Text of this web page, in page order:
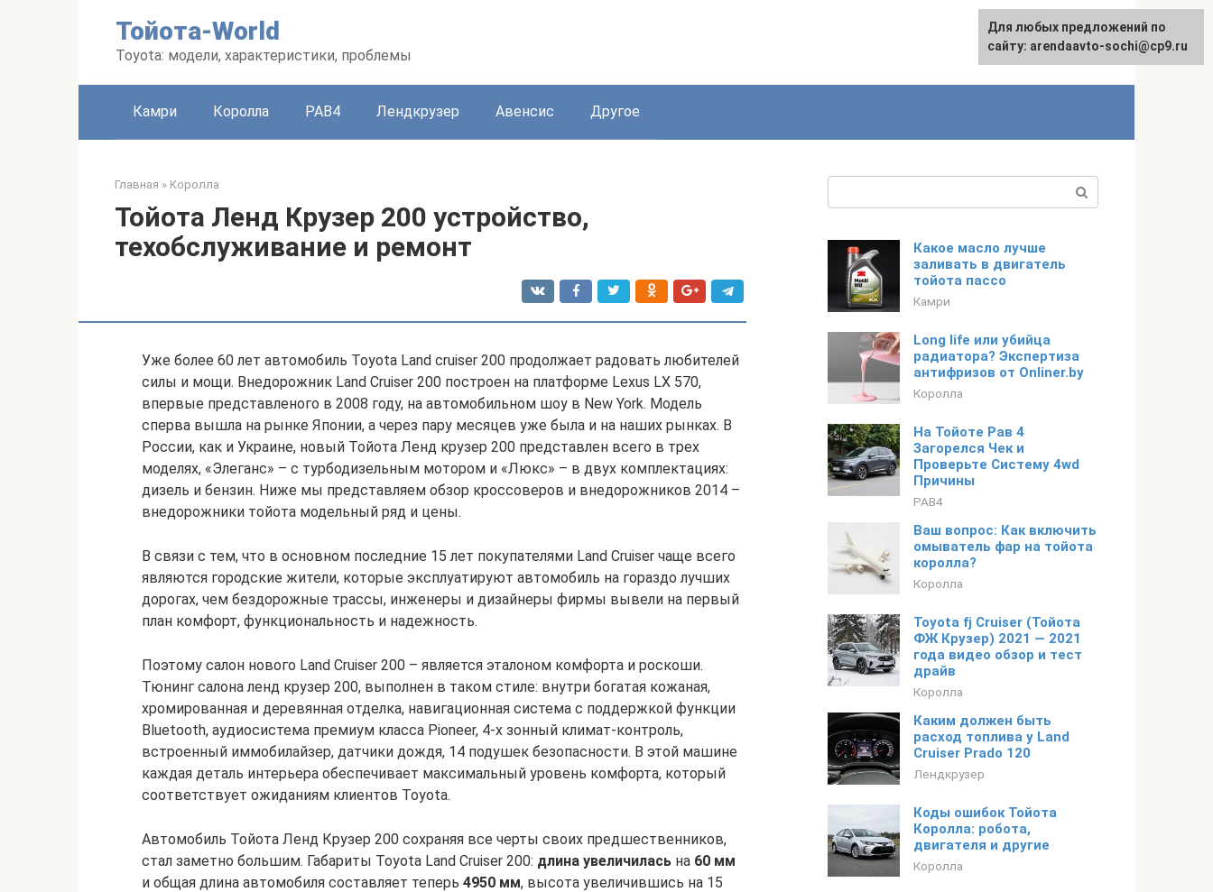
Тойота-World
Toyota: модели, характеристики, проблемы
English
Камри Королла РАВ4 Лендкрузер Авенсис Другое
Главная » Королла
Тойота Ленд Крузер 200 устройство,
техобслуживание и ремонт
Уже более 60 лет автомобиль Toyota Land cruiser 200 продолжает радовать любителей
силы и мощи. Внедорожник Land Cruiser 200 построен на платформе Lexus LX 570,
впервые представленого в 2008 году, на автомобильном шоу в New York. Модель
сперва вышла на рынке Японии, а через пару месяцев уже была и на наших рынках. В
России, как и Украине, новый Тойота Ленд крузер 200 представлен всего в трех
моделях, «Элеганс» – с турбодизельным мотором и «Люкс» – в двух комплектациях:
дизель и бензин. Ниже мы представляем обзор кроссоверов и внедорожников 2014 –
внедорожники тойота модельный ряд и цены.
В связи с тем, что в основном последние 15 лет покупателями Land Cruiser чаще всего
являются городские жители, которые эксплуатируют автомобиль на гораздо лучших
дорогах, чем бездорожные трассы, инженеры и дизайнеры фирмы вывели на первый
план комфорт, функциональность и надежность.
Поэтому салон нового Land Cruiser 200 – является эталоном комфорта и роскоши.
Тюнинг салона ленд крузер 200, выполнен в таком стиле: внутри богатая кожаная,
хромированная и деревянная отделка, навигационная система с поддержкой функции
Bluetooth, аудиосистема премиум класса Pioneer, 4-х зонный климат-контроль,
встроенный иммобилайзер, датчики дождя, 14 подушек безопасности. В этой машине
каждая деталь интерьера обеспечивает максимальный уровень комфорта, который
соответствует ожиданиям клиентов Toyota.
Автомобиль Тойота Ленд Крузер 200 сохраняя все черты своих предшественников,
стал заметно большим. Габариты Toyota Land Cruiser 200: длина увеличилась на 60 мм
и общая длина автомобиля составляет теперь 4950 мм, высота увеличившись на 15
Какое масло лучше
заливать в двигатель
тойота пассо
Камри
Long life или убийца
радиатора? Экспертиза
антифризов от Onliner.by
Королла
На Тойоте Рав 4
Загорелся Чек и
Проверьте Систему 4wd
Причины
РАВ4
Ваш вопрос: Как включить
омыватель фар на тойота
королла?
Королла
Toyota fj Cruiser (Тойота
ФЖ Крузер) 2021 — 2021
года видео обзор и тест
драйв
Королла
Каким должен быть
расход топлива у Land
Cruiser Prado 120
Лендкрузер
Коды ошибок Тойота
Королла: робота,
двигателя и другие
Королла
Для любых предложений по
сайту: arendaavto-sochi@cp9.ru